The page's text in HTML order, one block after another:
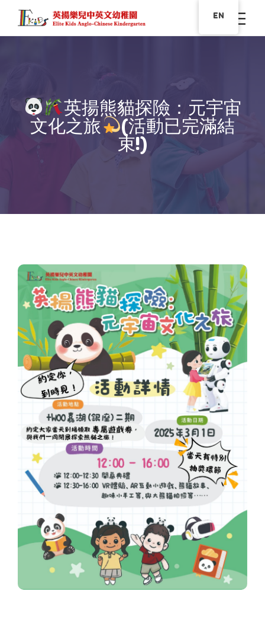
英揚熊貓探險：元宇宙
文化之旅
(活動已完滿結
束!)
EN